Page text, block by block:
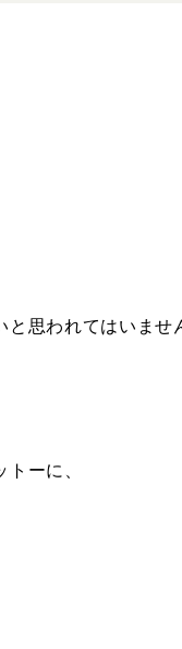
と思われてはいませ
トーに、